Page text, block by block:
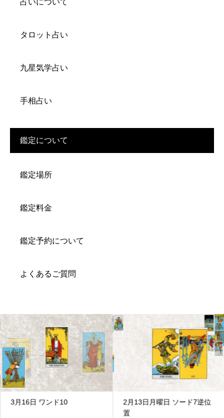
占いについて
タロット占い
九星気学占い
手相占い
鑑定について
鑑定場所
鑑定料金
鑑定予約について
よくあるご質問
3月16日 ワンド10
2月13日月曜日 ソード7逆位
置